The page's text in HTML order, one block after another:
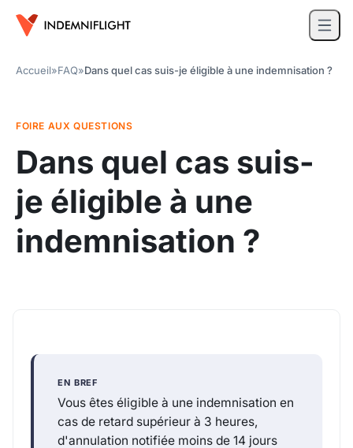
Accueil»FAQ»Dans quel cas suis-je éligible à une indemnisation ?
FOIRE AUX QUESTIONS
Dans quel cas suis-
je éligible à une
indemnisation ?
EN BREF
Vous êtes éligible à une indemnisation en
cas de retard supérieur à 3 heures,
d'annulation notifiée moins de 14 jours